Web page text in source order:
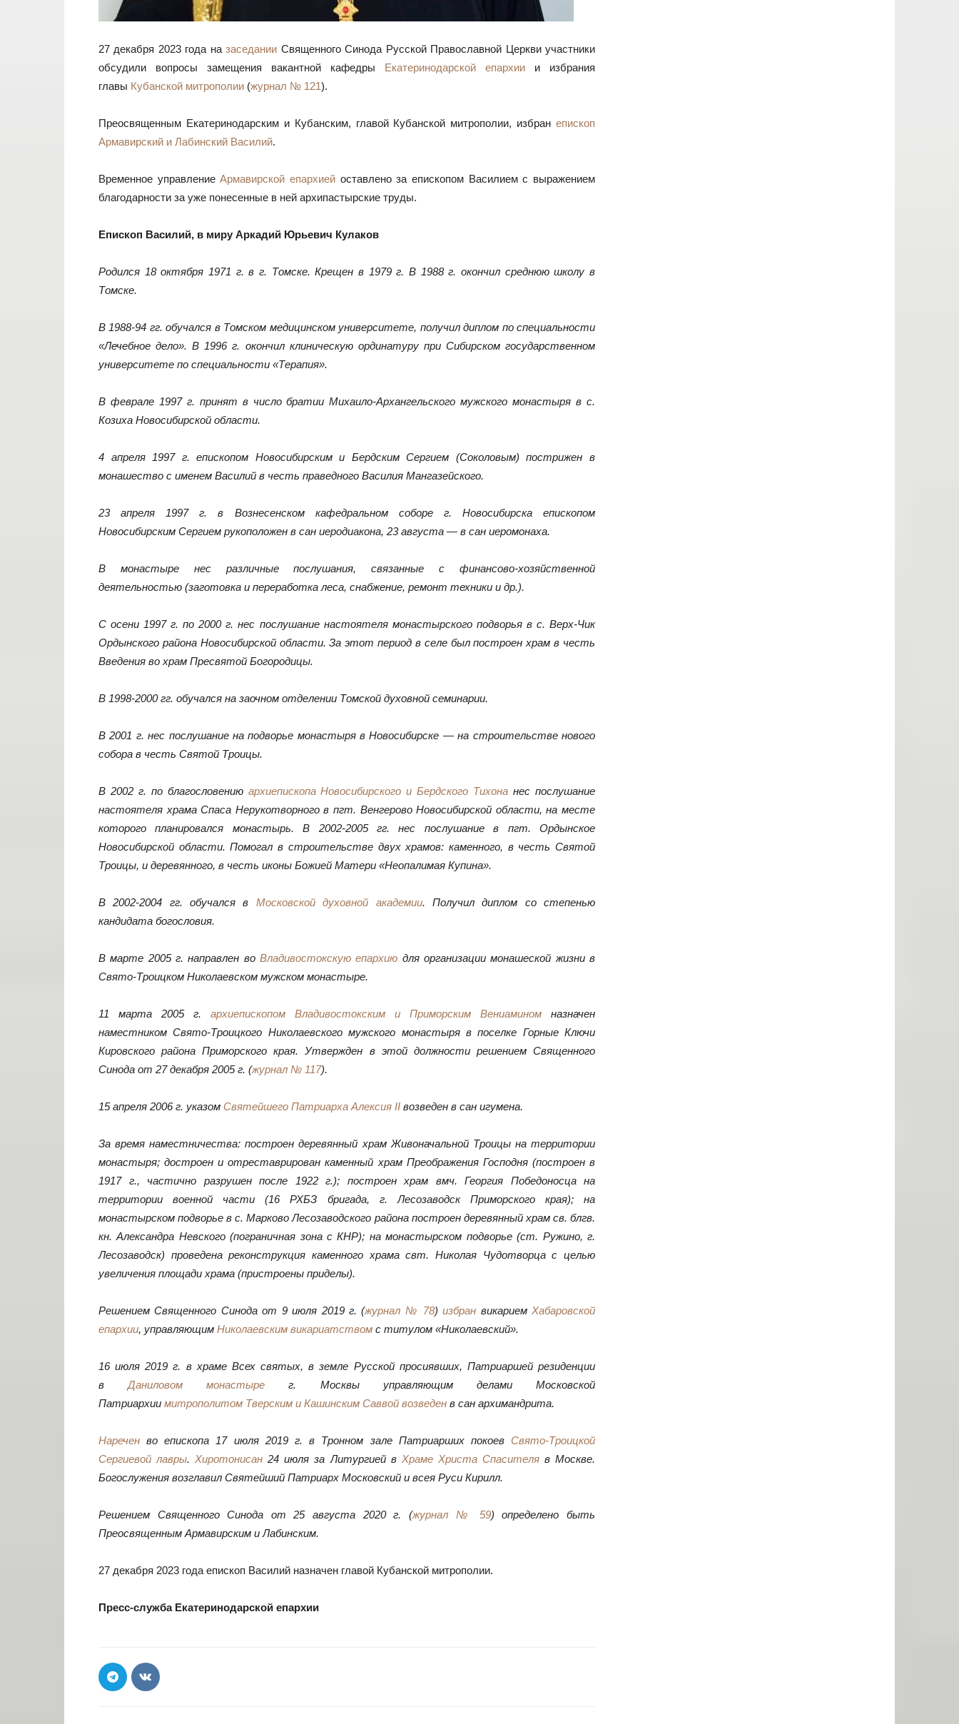
27 декабря 2023 года назаседании Священного Синода Русской Православной Церкви участники
обсудили вопросы замещения вакантной кафедры Екатеринодарской епархии и избрания
главы Кубанской митрополии (журнал № 121).
Преосвященным Екатеринодарским и Кубанским, главой Кубанской митрополии, избран епископ
Армавирский и Лабинский Василий.
Временное управлениеАрмавирской епархией оставлено за епископом Василием с выражением
благодарности за уже понесенные в ней архипастырские труды.
Епископ Василий, в миру Аркадий Юрьевич Кулаков
Родился 18 октября 1971 г. в г. Томске. Крещен в 1979 г. В 1988 г. окончил среднюю школу в
Томске.
В 1988-94 гг. обучался в Томском медицинском университете, получил диплом по специальности
«Лечебное дело». В 1996 г. окончил клиническую ординатуру при Сибирском государственном
университете по специальности «Терапия».
В феврале 1997 г. принят в число братии Михаило-Архангельского мужского монастыря в с.
Козиха Новосибирской области.
4 апреля 1997 г. епископом Новосибирским и Бердским Сергием (Соколовым) пострижен в
монашество с именем Василий в честь праведного Василия Мангазейского.
23 апреля 1997 г. в Вознесенском кафедральном соборе г. Новосибирска епископом
Новосибирским Сергием рукоположен в сан иеродиакона, 23 августа — в сан иеромонаха.
В монастыре нес различные послушания, связанные с финансово-хозяйственной
деятельностью (заготовка и переработка леса, снабжение, ремонт техники и др.).
С осени 1997 г. по 2000 г. нес послушание настоятеля монастырского подворья в с. Верх-Чик
Ордынского района Новосибирской области. За этот период в селе был построен храм в честь
Введения во храм Пресвятой Богородицы.
В 1998-2000 гг. обучался на заочном отделении Томской духовной семинарии.
В 2001 г. нес послушание на подворье монастыря в Новосибирске — на строительстве нового
собора в честь Святой Троицы.
В 2002 г. по благословению архиепископа Новосибирского и Бердского Тихона нес послушание
настоятеля храма Спаса Нерукотворного в пгт. Венгерово Новосибирской области, на месте
которого планировался монастырь. В 2002-2005 гг. нес послушание в пгт. Ордынское
Новосибирской области. Помогал в строительстве двух храмов: каменного, в честь Святой
Троицы, и деревянного, в честь иконы Божией Матери «Неопалимая Купина».
В 2002-2004 гг. обучался в Московской духовной академии. Получил диплом со степенью
кандидата богословия.
В марте 2005 г. направлен во Владивостокскую епархию для организации монашеской жизни в
Свято-Троицком Николаевском мужском монастыре.
11 марта 2005 г. архиепископом Владивостокским и Приморским Вениамином назначен
наместником Свято-Троицкого Николаевского мужского монастыря в поселке Горные Ключи
Кировского района Приморского края. Утвержден в этой должности решением Священного
Синода от 27 декабря 2005 г. (журнал № 117).
15 апреля 2006 г. указом Святейшего Патриарха Алексия II возведен в сан игумена.
За время наместничества: построен деревянный храм Живоначальной Троицы на территории
монастыря; достроен и отреставрирован каменный храм Преображения Господня (построен в
1917 г., частично разрушен после 1922 г.); построен храм вмч. Георгия Победоносца на
территории военной части (16 РХБЗ бригада, г. Лесозаводск Приморского края); на
монастырском подворье в с. Марково Лесозаводского района построен деревянный храм св. блгв.
кн. Александра Невского (пограничная зона с КНР); на монастырском подворье (ст. Ружино, г.
Лесозаводск) проведена реконструкция каменного храма свт. Николая Чудотворца с целью
увеличения площади храма (пристроены приделы).
Решением Священного Синода от 9 июля 2019 г. (журнал № 78)избран викарием Хабаровской
епархии, управляющим Николаевским викариатством с титулом «Николаевский».
16 июля 2019 г. в храме Всех святых, в земле Русской просиявших, Патриаршей резиденции
вДаниловом монастыре г. Москвы управляющим делами Московской
Патриархии митрополитом Тверским и Кашинским Саввой возведен в сан архимандрита.
Наречен во епископа 17 июля 2019 г. в Тронном зале Патриарших покоев Свято-Троицкой
Сергиевой лавры. Хиротонисан 24 июля за Литургией в Храме Христа Спасителяв Москве.
Богослужения возглавил Святейший Патриарх Московский и всея Руси Кирилл.
Решением Священного Синода от 25 августа 2020 г. (журнал № 59) определено быть
Преосвященным Армавирским и Лабинским.
27 декабря 2023 года епископ Василий назначен главой Кубанской митрополии.
Пресс-служба Екатеринодарской епархии